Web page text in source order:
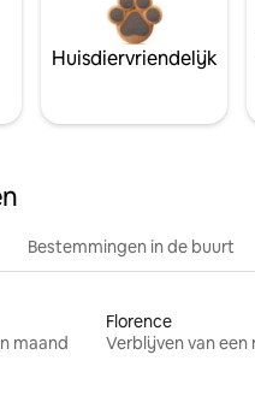
Huisdiervriendelijk
Bestemmingen in de buurt
maand
Florence
Verblijven van een